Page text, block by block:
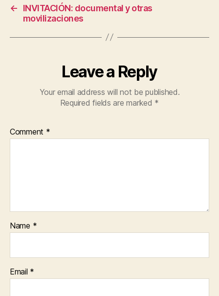
←
INVITACIÓN: documental y otras
movilizaciones
Leave a Reply
Your email address will not be published.
Required fields are marked *
Comment *
Name *
Email *